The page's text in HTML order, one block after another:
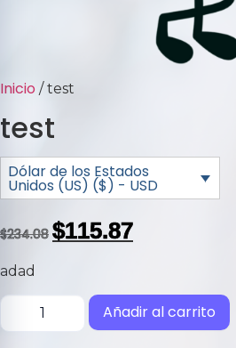
Inicio / test
test
Dólar de los Estados
Unidos (US) ($) - USD
$234.08 $115.87
adad
Añadir al carrito